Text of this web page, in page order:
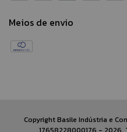
Meios de envio
Copyright Basile Indústria e